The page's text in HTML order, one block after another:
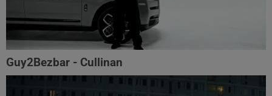
Guy2Bezbar - Cullinan